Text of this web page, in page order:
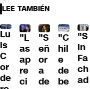
LEE TAMBIÉN
Lu
is
C
or
de
"L
as
ap
re
ci
"S
eñ
or
a
de
"C
hil
e
de
be
"S
in
Fa
ch
ad